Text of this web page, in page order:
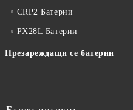
CRP2 Батерии
PX28L Батерии
Презареждащи се батерии